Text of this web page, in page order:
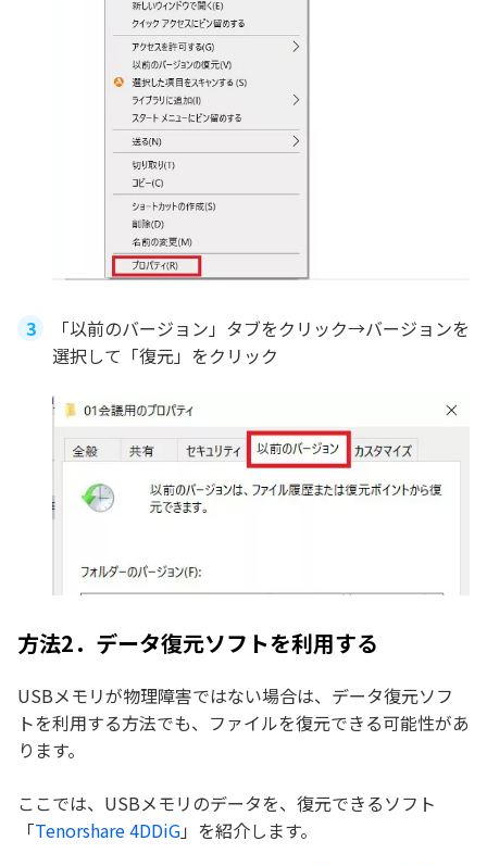
「以前のバージョン」タブをクリック→バージョンを
選択して「復元」をクリック
方法2．データ復元ソフトを利用する
USBメモリが物理障害ではない場合は、データ復元ソフ
トを利用する方法でも、ファイルを復元できる可能性があ
ります。
ここでは、USBメモリのデータを、復元できるソフト
「Tenorshare 4DDiG」を紹介します。